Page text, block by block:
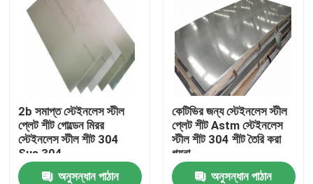
2b সমাপ্ত স্টেইনলেস স্টীল
প্লেট শীট গোল্ডেন মিরর
স্টেইনলেস স্টীল শীট 304
Sus 304
অনুসন্ধান পাঠান
কেটিভির জন্য স্টেইনলেস স্টীল
প্লেট শীট Astm স্টেইনলেস
স্টীল শীট 304 শীট তৈরি করা
গয়না
অনুসন্ধান পাঠান